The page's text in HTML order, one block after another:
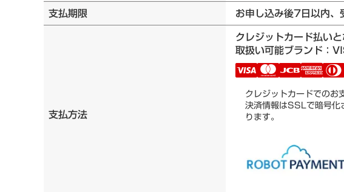
支払期限
お申し込み後7日以内、
支払方法
クレジットカード払い
取扱い可能ブランド
クレジットカードでの
決済情報はSSLで暗号
ります。